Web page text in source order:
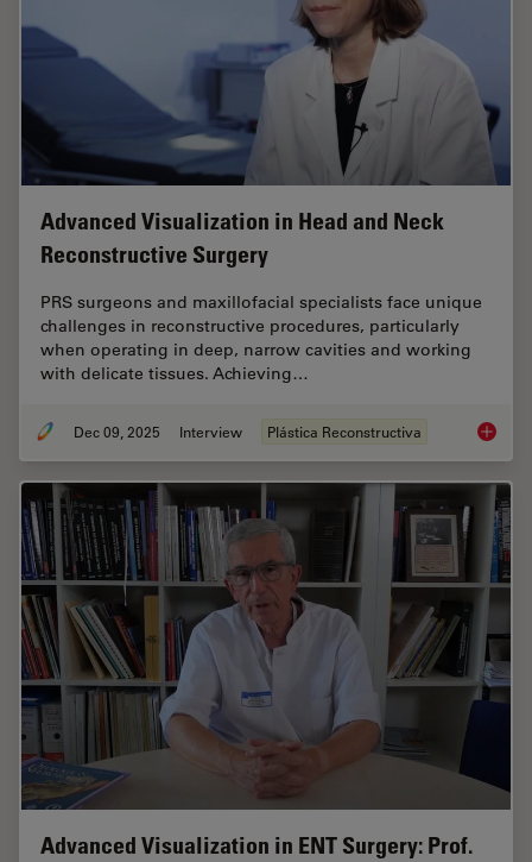
Advanced Visualization in Head and Neck
Reconstructive Surgery
PRS surgeons and maxillofacial specialists face unique
challenges in reconstructive procedures, particularly
when operating in deep, narrow cavities and working
with delicate tissues. Achieving…
Dec 09, 2025 Interview Plástica Reconstructiva
Advanced Visualization in ENT Surgery: Prof.